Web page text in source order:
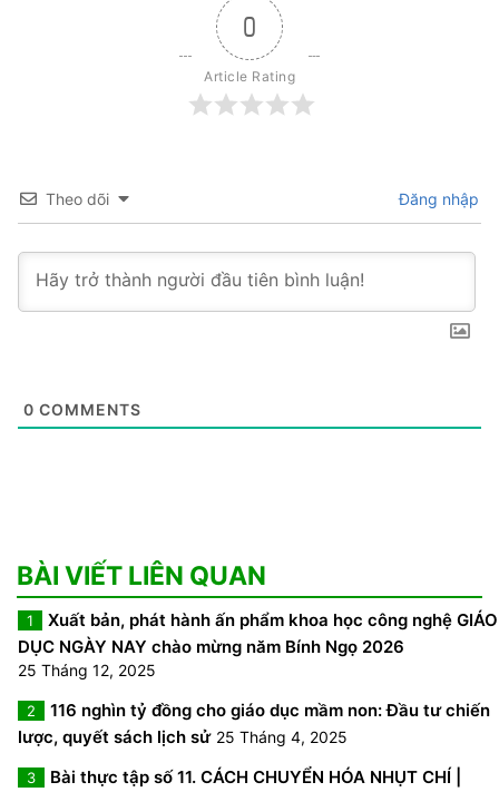
0
Article Rating
Theo dõi Đăng nhập
0 COMMENTS
BÀI VIẾT LIÊN QUAN
1
Xuất bản, phát hành ấn phẩm khoa học công nghệ GIÁO
DỤC NGÀY NAY chào mừng năm Bính Ngọ 2026
25 Tháng 12, 2025
2
116 nghìn tỷ đồng cho giáo dục mầm non: Đầu tư chiến
lược, quyết sách lịch sử 25 Tháng 4, 2025
3
Bài thực tập số 11. CÁCH CHUYỂN HÓA NHỤT CHÍ |